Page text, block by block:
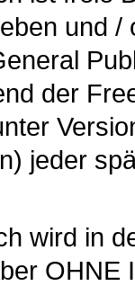
und /
der
jeder
wird in
OHNE